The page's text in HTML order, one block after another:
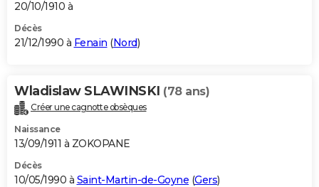
20/10/1910 à
Décès
21/12/1990 à Fenain (Nord)
Wladislaw SLAWINSKI (78 ans)
Créer une cagnotte obsèques
Naissance
13/09/1911 à ZOKOPANE
Décès
10/05/1990 à Saint-Martin-de-Goyne (Gers)